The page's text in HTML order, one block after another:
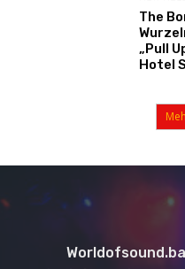
The
„Pull
Hotel